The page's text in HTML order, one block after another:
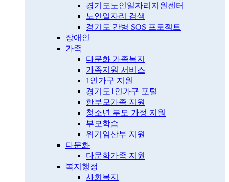
경기도노인일자리지원센터
노인일자리 검색
경기도 간병 SOS 프로젝트
장애인
가족
다문화 가족복지
가족지원 서비스
1인가구 지원
경기도1인가구 포털
한부모가족 지원
청소년 부모 가정 지원
부모학습
위기임산부 지원
다문화
다문화가족 지원
복지행정
사회복지